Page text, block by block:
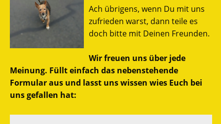
Ach übrigens, wenn Du mit uns
zufrieden warst, dann teile es
doch bitte mit Deinen Freunden.
Wir freuen uns über jede
Meinung. Füllt einfach das nebenstehende
Formular aus und lasst uns wissen wies Euch bei
uns gefallen hat: